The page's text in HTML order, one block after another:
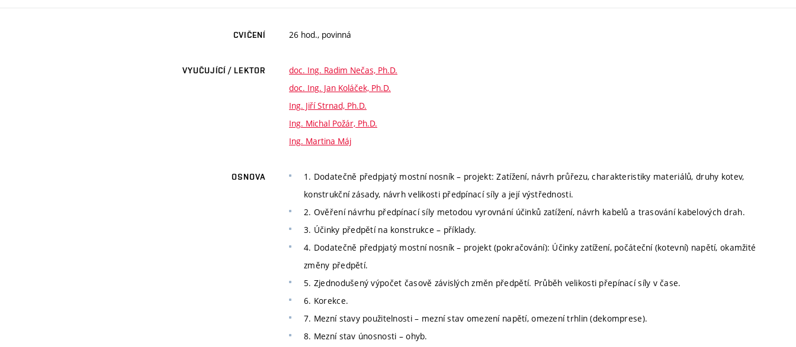
CVIČENÍ 26 hod., povinná
VYUČUJÍCÍ / LEKTOR
doc. Ing. Radim Nečas, Ph.D.
doc. Ing. Jan Koláček, Ph.D.
Ing. Jiří Strnad, Ph.D.
Ing. Michal Požár, Ph.D.
Ing. Martina Máj
OSNOVA
1. Dodatečně předpjatý mostní nosník – projekt: Zatížení, návrh průřezu, charakteristiky materiálů, druhy kotev,
konstrukční zásady, návrh velikosti předpínací síly a její výstřednosti.
2. Ověření návrhu předpínací síly metodou vyrovnání účinků zatížení, návrh kabelů a trasování kabelových drah.
3. Účinky předpětí na konstrukce – příklady.
4. Dodatečně předpjatý mostní nosník – projekt (pokračování): Účinky zatížení, počáteční (kotevní) napětí, okamžité
změny předpětí.
5. Zjednodušený výpočet časově závislých změn předpětí. Průběh velikosti přepínací síly v čase.
6. Korekce.
7. Mezní stavy použitelnosti – mezní stav omezení napětí, omezení trhlin (dekomprese).
8. Mezní stav únosnosti – ohyb.